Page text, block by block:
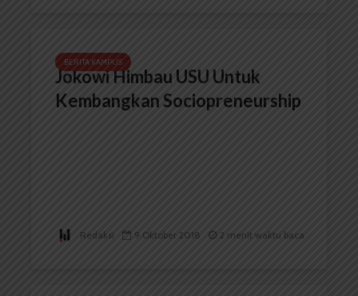
BERITA KAMPUS
Jokowi Himbau USU Untuk
Kembangkan Sociopreneurship
Redaksi 9 Oktober 2018 2 menit waktu baca